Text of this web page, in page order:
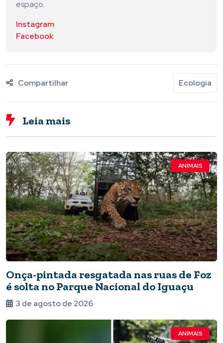
espaço.
Instagram
Facebook
Compartilhar Ecologia
Leia mais
ANIMAIS
Onça-pintada resgatada nas ruas de Foz
é solta no Parque Nacional do Iguaçu
3 de agosto de 2026
ANIMAIS